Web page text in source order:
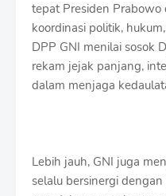
tepat Presiden
koordinasi politik,
DPP GNI menilai sosok
rekam jejak panjang,
dalam menjaga
Lebih jauh, GNI juga
selalu bersinergi